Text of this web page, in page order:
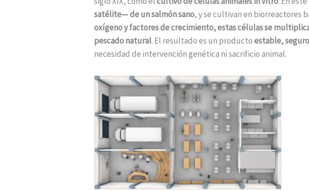
satélite— de un salmón sano, y se cultivan en biorreactores
oxígeno y factores de crecimiento, estas células se
pescado natural. El resultado es un productoestable,
necesidad de intervención genética ni sacrificio animal.